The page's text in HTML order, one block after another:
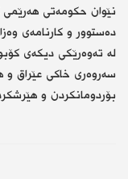
نێوان حکومەتی
دەستوور و کارنامەی
لە تەوەرێکی دیکەی
سەروەری خاکی عێراق و
بۆردومانکردن و